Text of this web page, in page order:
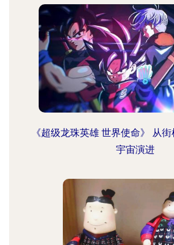
《超级龙珠英雄 世界使命》 从
宇宙演进